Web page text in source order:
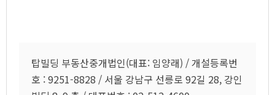
탑빌딩 부동산중개법인(대표: 임양래) / 개설등록번
호 : 9251-8828 / 서울 강남구 선릉로 92길 28, 강인